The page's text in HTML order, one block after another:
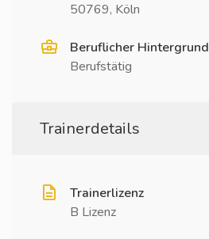
50769, Köln
Beruflicher Hintergrund
Berufstätig
Trainerdetails
Trainerlizenz
B Lizenz